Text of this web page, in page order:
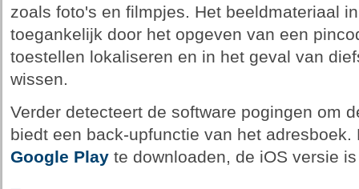
zoals foto's en filmpjes. Het beeldmateriaal
toegankelijk door het opgeven van een
toestellen lokaliseren en in het geval van
wissen.
Verder detecteert de software pogingen om
biedt een back-upfunctie van het adresboek.
Google Playte downloaden, de iOS versie